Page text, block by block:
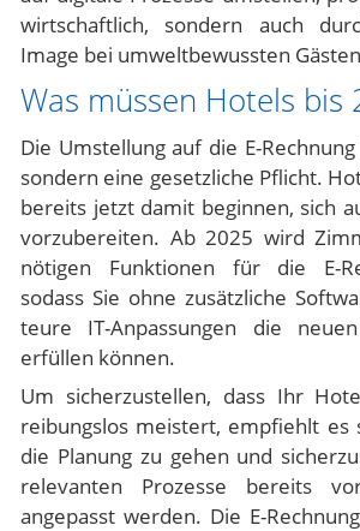
wirtschaftlich, sondern auch
Image bei umweltbewussten
Was müssen Hotels bis
Die Umstellung auf die E-
sondern eine gesetzliche Pflicht.
bereits jetzt damit beginnen, sich
vorzubereiten. Ab 2025 wird
nötigen Funktionen für die E-
sodass Sie ohne zusätzliche
teure IT-Anpassungen die
erfüllen können.
Um sicherzustellen, dass Ihr
reibungslos meistert, empfiehlt es
die Planung zu gehen und
relevanten Prozesse bereits
angepasst werden. Die E-